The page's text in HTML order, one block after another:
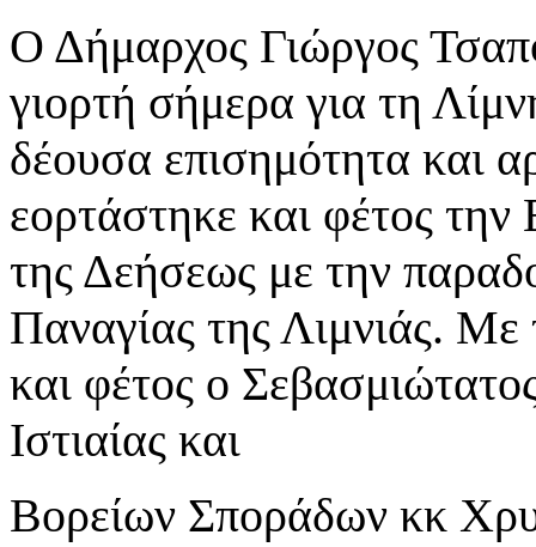
Ο Δήμαρχος Γιώργος
γιορτή σήμερα για τη
δέουσα επισημότητα και
εορτάστηκε και φέτος
της Δεήσεως με την
Παναγίας της Λιμνιάς. Με
και φέτος ο
Ιστιαίας και
Βορείων Σποράδων κκ